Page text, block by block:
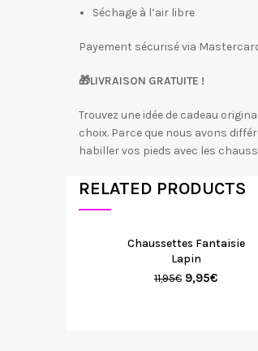
Séchage à l’air libre
Payement sécurisé via
🎁LIVRAISON GRATUITE !
Trouvez une idée de cadeau
choix. Parce que nous avons
habiller vos pieds avec les
RELATED PRODUCTS
Chaussettes Fantaisie
Lapin
11,95€ 9,95€